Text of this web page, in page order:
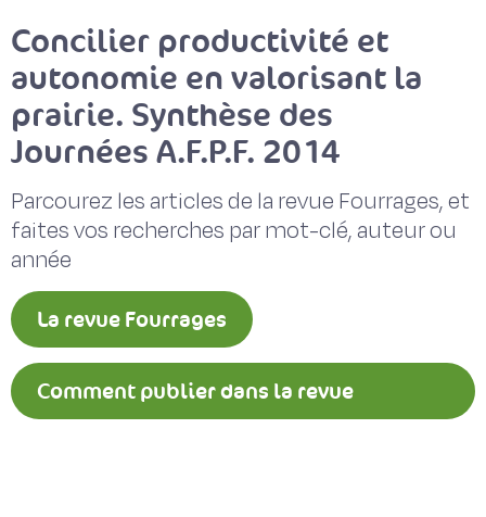
Concilier productivité et
autonomie en valorisant la
prairie. Synthèse des
Journées A.F.P.F. 2014
Parcourez les articles de la revue Fourrages, et
faites vos recherches par mot-clé, auteur ou
année
La revue Fourrages
Comment publier dans la revue